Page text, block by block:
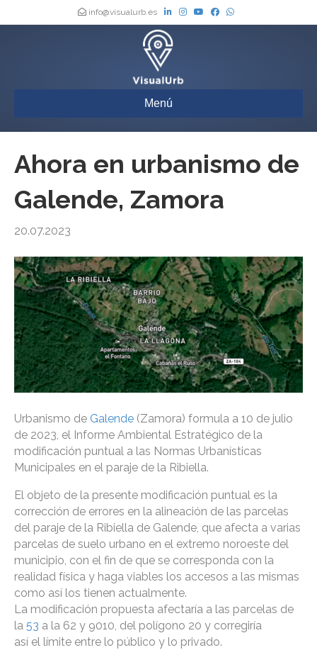
info@visualurb.es
Menú
Ahora en urbanismo de
Galende, Zamora
20.07.2023
Urbanismo de Galende (Zamora) formula a 10 de julio
de 2023, el Informe Ambiental Estratégico de la
modificación puntual a las Normas Urbanísticas
Municipales en el paraje de la Ribiella.
El objeto de la presente modificación puntual es la
corrección de errores en la alineación de las parcelas
del paraje de la Ribiella de Galende, que afecta a varias
parcelas de suelo urbano en el extremo noroeste del
municipio, con el fin de que se corresponda con la
realidad física y haga viables los accesos a las mismas
como así los tienen actualmente.
La modificación propuesta afectaría a las parcelas de
la 53 a la 62 y 9010, del polígono 20 y corregiría
así el límite entre lo público y lo privado.